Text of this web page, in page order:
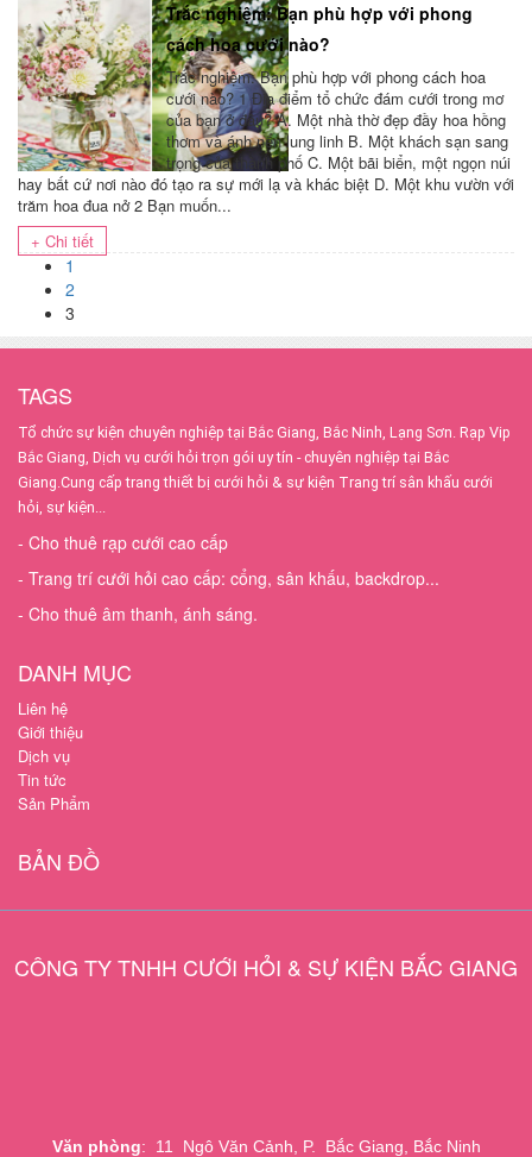
Trắc nghiệm: Bạn phù hợp với phong
cách hoa cưới nào?
Trắc nghiệm: Bạn phù hợp với phong cách hoa
cưới nào? 1 Địa điểm tổ chức đám cưới trong mơ
của bạn ở đâu? A. Một nhà thờ đẹp đầy hoa hồng
thơm và ánh nến lung linh B. Một khách sạn sang
trọng của thành phố C. Một bãi biển, một ngọn núi
hay bất cứ nơi nào đó tạo ra sự mới lạ và khác biệt D. Một khu vườn với
trăm hoa đua nở 2 Bạn muốn...
+ Chi tiết
1
2
3
TAGS
Tổ chức sự kiện chuyên nghiệp tại Bắc Giang, Bắc Ninh, Lạng Sơn. Rạp Vip
Bắc Giang, Dịch vụ cưới hỏi trọn gói uy tín - chuyên nghiệp tại Bắc
Giang.Cung cấp trang thiết bị cưới hỏi & sự kiện Trang trí sân khấu cưới
hỏi, sự kiện...
- Cho thuê rạp cưới cao cấp
- Trang trí cưới hỏi cao cấp: cổng, sân khấu, backdrop...
- Cho thuê âm thanh, ánh sáng.
DANH MỤC
Liên hệ
Giới thiệu
Dịch vụ
Tin tức
Sản Phẩm
BẢN ĐỒ
CÔNG TY TNHH CƯỚI HỎI & SỰ KIỆN BẮC GIANG
Văn phòng: 11 Ngô Văn Cảnh, P. Bắc Giang, Bắc Ninh